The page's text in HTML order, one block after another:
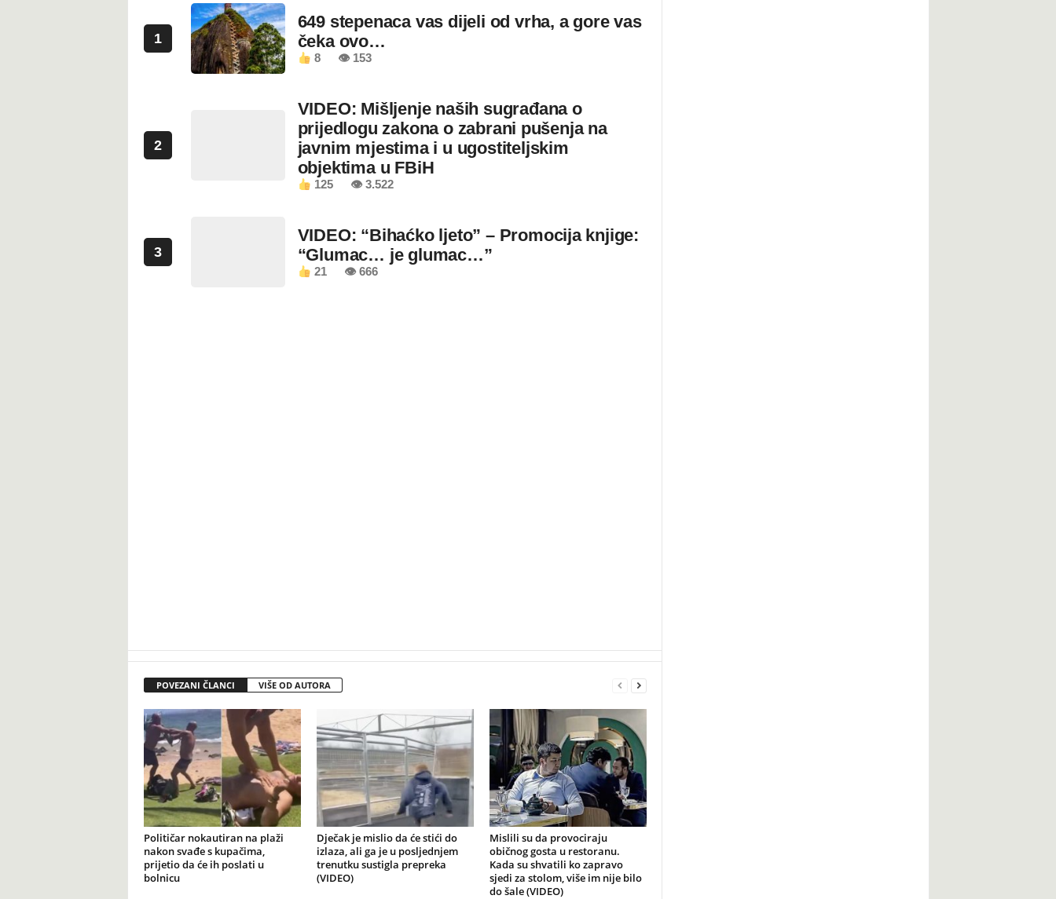
1
649 stepenaca vas dijeli od vrha, a gore vas
čeka ovo…
8 👁 153
2
VIDEO: Mišljenje naših sugrađana o
prijedlogu zakona o zabrani pušenja na
javnim mjestima i u ugostiteljskim
objektima u FBiH
125 👁 3.522
3
VIDEO: “Bihaćko ljeto” – Promocija knjige:
“Glumac… je glumac…”
21 👁 666
POVEZANI ČLANCI VIŠE OD AUTORA
Političar nokautiran na plaži
nakon svađe s kupačima,
prijetio da će ih poslati u
bolnicu
Dječak je mislio da će stići do
izlaza, ali ga je u posljednjem
trenutku sustigla prepreka
(VIDEO)
Mislili su da provociraju
običnog gosta u restoranu.
Kada su shvatili ko zapravo
sjedi za stolom, više im nije bilo
do šale (VIDEO)